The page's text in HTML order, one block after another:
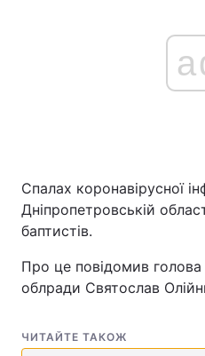
Спалах коронавірусної
Дніпропетровській
баптистів.
Про це повідомив голова
облради Святослав
ЧИТАЙТЕ ТАКОЖ